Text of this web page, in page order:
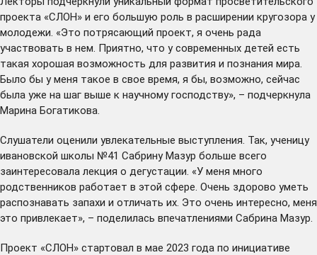
проекта «СЛОН» и его большую роль в расширении кругозора у
молодежи. «Это потрясающий проект, я очень рада
участвовать в нем. Приятно, что у современных детей есть
такая хорошая возможность для развития и познания мира.
Было бы у меня такое в свое время, я бы, возможно, сейчас
была уже на шаг выше к научному господству», – подчеркнула
Марина Богатикова.
Слушатели оценили увлекательные выступления. Так, ученицу
ивановской школы №41 Сабрину Мазур больше всего
заинтересовала лекция о дегустации. «У меня много
родственников работает в этой сфере. Очень здорово уметь
распознавать запахи и отличать их. Это очень интересно, меня
это привлекает», – поделилась впечатлениями Сабрина Мазур.
Проект «СЛОН» стартовал в мае 2023 года по инициативе